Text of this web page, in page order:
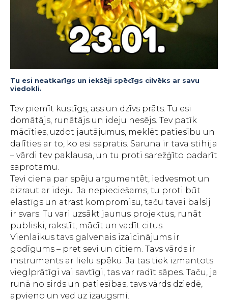
Tu esi neatkarīgs un iekšēji spēcīgs cilvēks ar savu
viedokli.
Tev piemīt kustīgs, ass un dzīvs prāts. Tu esi
domātājs, runātājs un ideju nesējs. Tev patīk
mācīties, uzdot jautājumus, meklēt patiesību un
dalīties ar to, ko esi sapratis. Saruna ir tava stihija
– vārdi tev paklausa, un tu proti sarežģīto padarīt
saprotamu.
Tevi ciena par spēju argumentēt, iedvesmot un
aizraut ar ideju. Ja nepieciešams, tu proti būt
elastīgs un atrast kompromisu, taču tavai balsij
ir svars. Tu vari uzsākt jaunus projektus, runāt
publiski, rakstīt, mācīt un vadīt citus.
Vienlaikus tavs galvenais izaicinājums ir
godīgums – pret sevi un citiem. Tavs vārds ir
instruments ar lielu spēku. Ja tas tiek izmantots
vieglprātīgi vai savtīgi, tas var radīt sāpes. Taču, ja
runā no sirds un patiesības, tavs vārds dziedē,
apvieno un ved uz izaugsmi.